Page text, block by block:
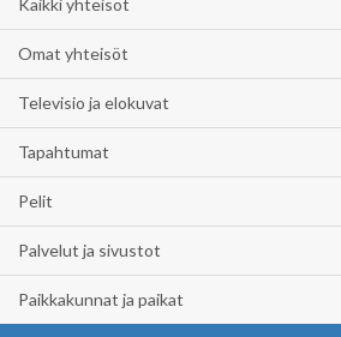
Kaikki yhteisöt
Omat yhteisöt
Televisio ja elokuvat
Tapahtumat
Pelit
Palvelut ja sivustot
Paikkakunnat ja paikat